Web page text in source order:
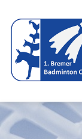
Inhalt
springen